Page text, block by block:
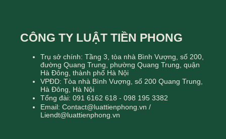
CÔNG TY LUẬT TIỀN PHONG
Trụ sở chính: Tầng 3, tòa nhà Bình Vượng, số 200,
đường Quang Trung, phường Quang Trung, quận
Hà Đông, thành phố Hà Nội
VPĐD: Tòa nhà Bình Vượng, số 200 Quang Trung,
Hà Đông, Hà Nội
Tổng đài: 091 6162 618 - 098 195 3382
Email: Contact@luattienphong.vn /
Liendt@luattienphong.vn